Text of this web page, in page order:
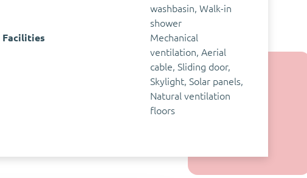
washbasin, Walk-in
shower
Facilities
Mechanical
ventilation, Aerial
cable, Sliding door,
Skylight, Solar panels,
Natural ventilation
floors